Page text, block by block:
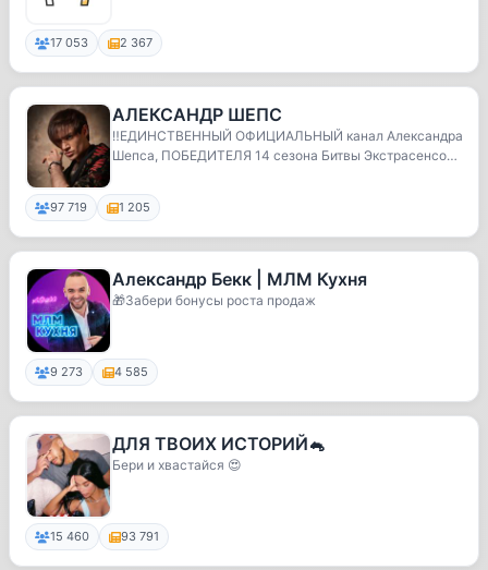
17 053 2 367
АЛЕКСАНДР ШЕПС
‼️ЕДИНСТВЕННЫЙ ОФИЦИАЛЬНЫЙ канал Александра
Шепса, ПОБЕДИТЕЛЯ 14 сезона Битвы Экстрасенсов
97 719 1 205
Александр Бекк | МЛМ Кухня
🎁Забери бонусы роста продаж
9 273 4 585
ДЛЯ ТВОИХ ИСТОРИЙ🐁
Бери и хвастайся 😍
15 460 93 791